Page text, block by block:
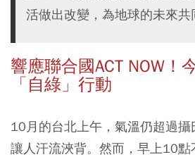
活做出改變，為地球的未來共
響應聯合國ACT NOW！
「自綠」行動
10月的台北上午，氣溫仍超過
讓人汗流浹背。然而，早上10